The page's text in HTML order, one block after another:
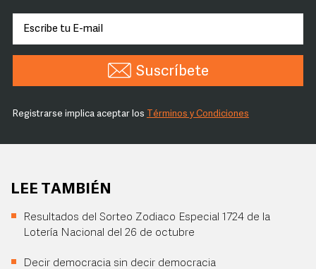
Suscríbete
Registrarse implica aceptar los Términos y Condiciones
LEE TAMBIÉN
Resultados del Sorteo Zodiaco Especial 1724 de la
Lotería Nacional del 26 de octubre
Decir democracia sin decir democracia